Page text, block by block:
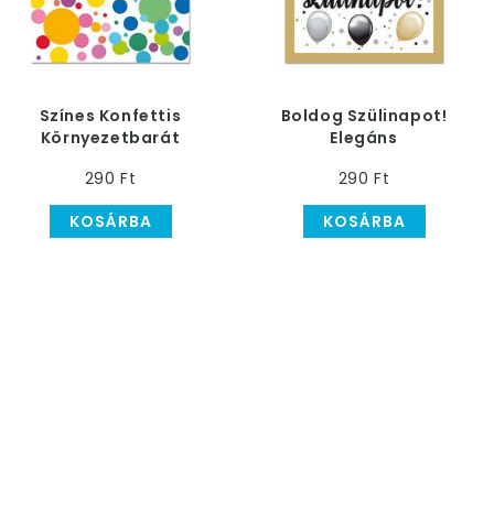
Színes Konfettis
Környezetbarát
290 Ft
KOSÁRBA
Boldog Szülinapot!
Elegáns
Léggömbsúly
290 Ft
KOSÁRBA